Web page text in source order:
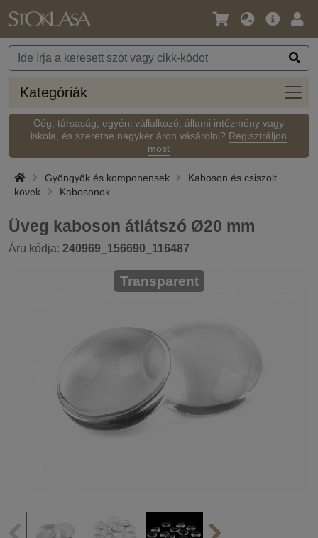
Nyelv
Pénznem
Fő
Kategóriák
Cég, társaság, egyéni vállalkozó, állami intézmény vagy
iskola, és szeretne nagyker áron vásárolni? Regisztráljon
most
Gyöngyök és komponensek
Kaboson és csiszolt
kövek
Kabosonok
Üveg kaboson átlátszó Ø20 mm
Áru kódja: 240969_156690_116487
Transparent